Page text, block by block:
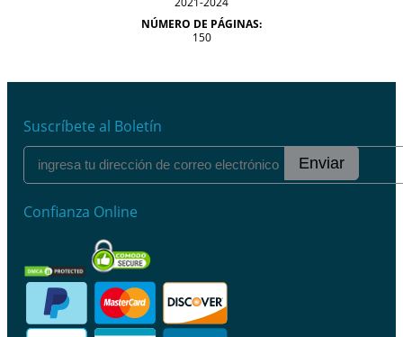
NÚMERO DE PÁGINAS:
150
Suscríbete al Boletín
Enviar
Confianza Online